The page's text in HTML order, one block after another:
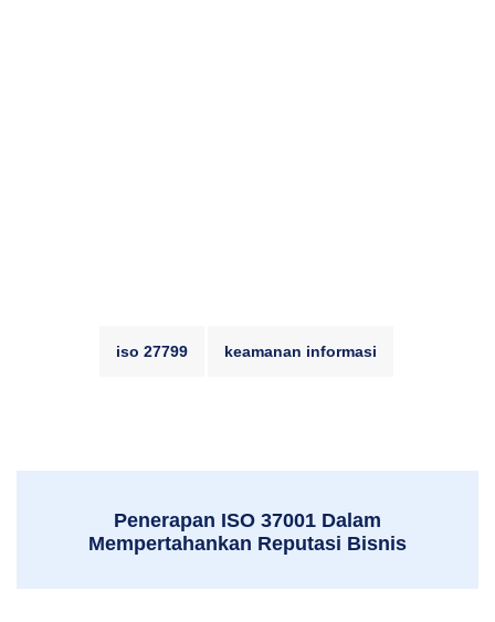
iso 27799 keamanan informasi
Penerapan ISO 37001 Dalam
Mempertahankan Reputasi Bisnis